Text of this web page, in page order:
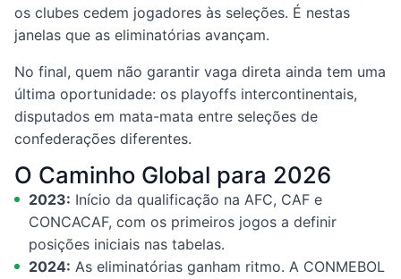
os clubes cedem jogadores às seleções. É nestas
janelas que as eliminatórias avançam.
No final, quem não garantir vaga direta ainda tem uma
última oportunidade: os playoffs intercontinentais,
disputados em mata-mata entre seleções de
confederações diferentes.
O Caminho Global para 2026
2023: Início da qualificação na AFC, CAF e
CONCACAF, com os primeiros jogos a definir
posições iniciais nas tabelas.
2024: As eliminatórias ganham ritmo. A CONMEBOL